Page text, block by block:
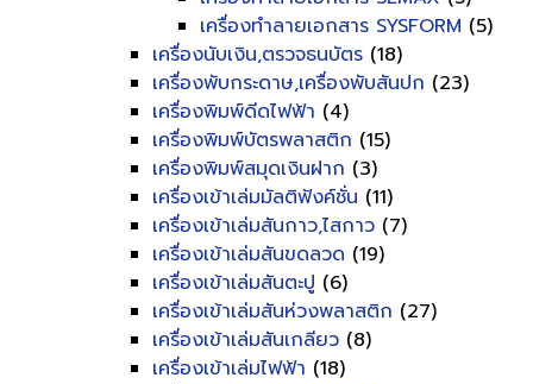
เครื่องทำลายเอกสาร SYSFORM (5)
เครื่องนับเงิน,ตรวจธนบัตร (18)
เครื่องพับกระดาษ,เครื่องพับสันปก (23)
เครื่องพิมพ์ดีดไฟฟ้า (4)
เครื่องพิมพ์บัตรพลาสติก (15)
เครื่องพิมพ์สมุดเงินฝาก (3)
เครื่องเข้าเล่มมัลติฟังค์ชั่น (11)
เครื่องเข้าเล่มสันกาว,ไสกาว (7)
เครื่องเข้าเล่มสันขดลวด (19)
เครื่องเข้าเล่มสันตะปู (6)
เครื่องเข้าเล่มสันห่วงพลาสติก (27)
เครื่องเข้าเล่มสันเกลียว (8)
เครื่องเข้าเล่มไฟฟ้า (18)